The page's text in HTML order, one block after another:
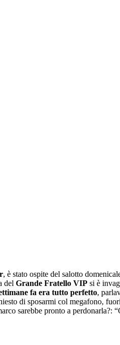
, è stato ospite del salotto
del Grande Fratello VIP si è
fa era tutto perfetto,
di sposarmi col megafono,
sarebbe pronto a perdonarla?: